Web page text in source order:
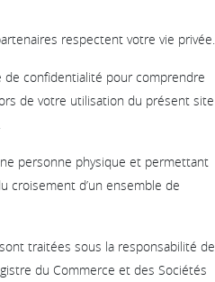
respectent votre vie privée.
confidentialité pour comprendre
de votre utilisation du présent site
personne physique et permettant
croisement d’un ensemble de
traitées sous la responsabilité de
du Commerce et des Sociétés